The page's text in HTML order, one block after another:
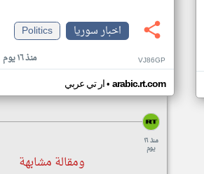
اخبار سوريا
Politics
منذ ١٦ يوم VJ86GP
ار تي عربي• arabic.rt.com
منذ ١٦
يوم
ومقالة مشابهة